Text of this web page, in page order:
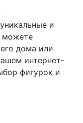
и
можете
дома или
интернет-
фигурок и